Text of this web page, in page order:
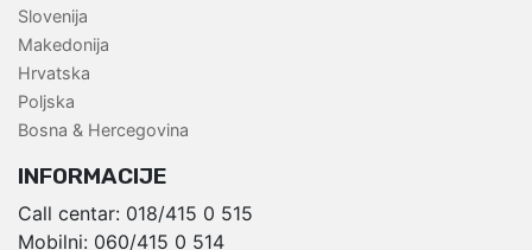
Slovenija
Makedonija
Hrvatska
Poljska
Bosna & Hercegovina
INFORMACIJE
Call centar: 018/415 0 515
Mobilni: 060/415 0 514